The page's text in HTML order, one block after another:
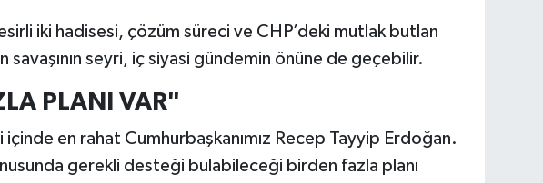
iki hadisesi, çözüm süreci ve CHP’deki mutlak butlan
savaşının seyri, iç siyasi gündemin önüne de geçebilir.
PLANI VAR"
en rahat Cumhurbaşkanımız Recep Tayyip Erdoğan.
gerekli desteği bulabileceği birden fazla planı